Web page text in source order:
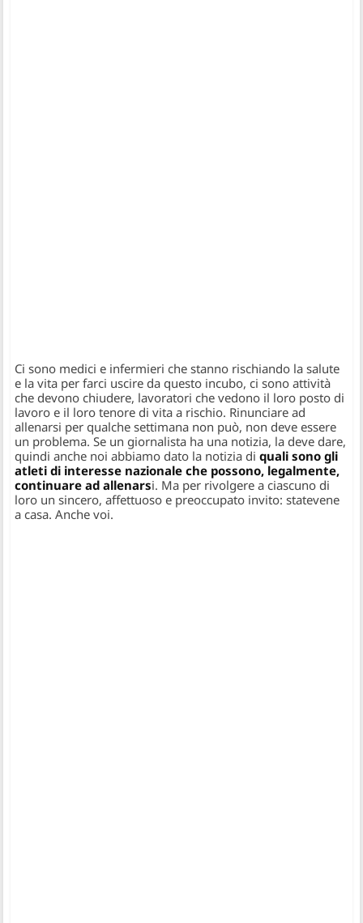
Ci sono medici e infermieri che stanno rischiando la salute
e la vita per farci uscire da questo incubo, ci sono attività
che devono chiudere, lavoratori che vedono il loro posto di
lavoro e il loro tenore di vita a rischio. Rinunciare ad
allenarsi per qualche settimana non può, non deve essere
un problema. Se un giornalista ha una notizia, la deve dare,
quindi anche noi abbiamo dato la notizia diquali sono gli
atleti di interesse nazionale che possono, legalmente,
continuare ad allenarsi. Ma per rivolgere a ciascuno di
loro un sincero, affettuoso e preoccupato invito: statevene
a casa. Anche voi.